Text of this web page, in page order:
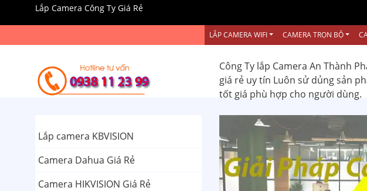
Lắp Camera Công Ty Giá Rẻ
LẮP CAMERA WIFI CAMERA TRỌN BỘ
Công Ty lắp Camera An Thành
giá rẻ uy tín Luôn sử dủng sản
tốt giá phù hợp cho người dùng.
Lắp camera KBVISION
Camera Dahua Giá Rẻ
Camera HIKVISION Giá Rẻ